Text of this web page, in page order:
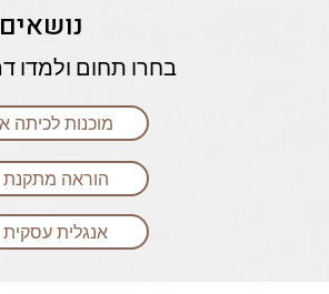
בחרו תחום ולמדו
מוכנות לכיתה א
הוראה מתקנת
אנגלית עסקית